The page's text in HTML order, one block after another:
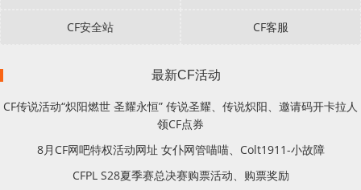
CF安全站 CF客服
最新CF活动
CF传说活动“炽阳燃世 圣耀永恒” 传说圣耀、传说炽阳、邀请码开卡拉人
领CF点券
8月CF网吧特权活动网址 女仆网管喵喵、Colt1911-小故障
CFPL S28夏季赛总决赛购票活动、购票奖励